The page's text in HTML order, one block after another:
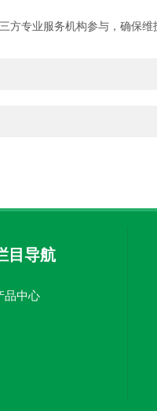
专业服务机构参与，确保维
目导航
品中心